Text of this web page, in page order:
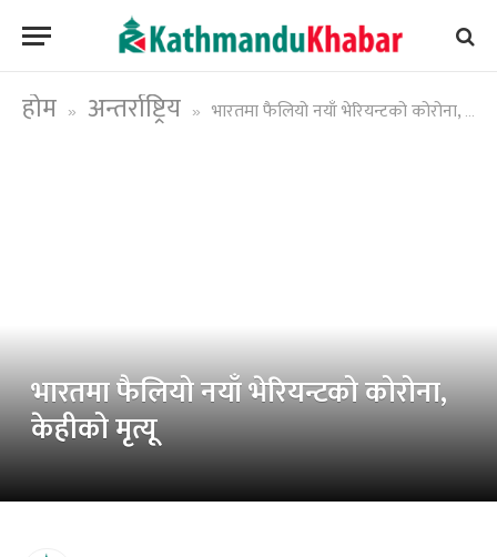
होम » अन्तर्राष्ट्रिय » भारतमा फैलियो नयाँ भेरियन्टको कोरोना, केहीको मृत्यू
भारतमा फैलियो नयाँ भेरियन्टको कोरोना,
केहीको मृत्यू